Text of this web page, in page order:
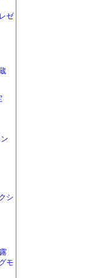
ゼ
シ
モ